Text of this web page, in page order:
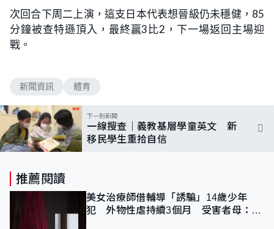
次回合下周二上演，這支日本代表想晉級仍未穩健，85
分鐘被查特遜頂入，最終贏3比2，下一場返回主場迎
戰。
新聞資訊 體育
下一則新聞
一線搜查｜義教基層學童英文 新
移民學生重拾自信
推薦閱讀
美女治療師借輔導「誘騙」14歲少年
犯 外物性虐持續3個月 受害者母：要